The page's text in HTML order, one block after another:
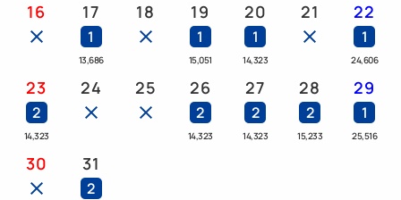
その旨をレストランスタッフにお伝えください。
ロボットが出迎えるホテルに泊まってみませんか？
非対面型で大人気の恐竜(ロボット)チェックイン・チ
ェックアウト♪
16 17
1
13,686
18 19
1
15,051
20
1
14,323
21 22
1
24,606
23
2
14,323
24 25 26
2
14,323
27
2
14,323
28
2
15,233
29
1
25,516
30 31
2